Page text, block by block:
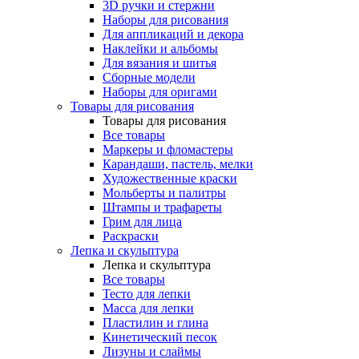
3D ручки и стержни
Наборы для рисования
Для аппликаций и декора
Наклейки и альбомы
Для вязания и шитья
Сборные модели
Наборы для оригами
Товары для рисования
Товары для рисования
Все товары
Маркеры и фломастеры
Карандаши, пастель, мелки
Художественные краски
Мольберты и палитры
Штампы и трафареты
Грим для лица
Раскраски
Лепка и скульптура
Лепка и скульптура
Все товары
Тесто для лепки
Масса для лепки
Пластилин и глина
Кинетический песок
Лизуны и слаймы